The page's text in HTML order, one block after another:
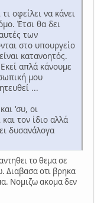
οφείλει να κάνει
Έτσι θα δει
των
στο υπουργείο
κατανοητός.
απλά κάνουμε
μου
...
'συ, οι
τον ίδιο αλλά
δυσανάλογα
το θεμα σε
Διαβασα οτι βρηκα
Νομιζω ακομα δεν